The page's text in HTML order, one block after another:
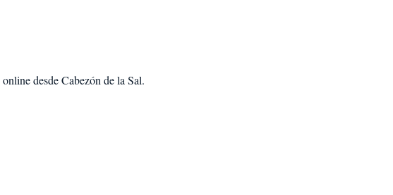
online desde Cabezón de la Sal.